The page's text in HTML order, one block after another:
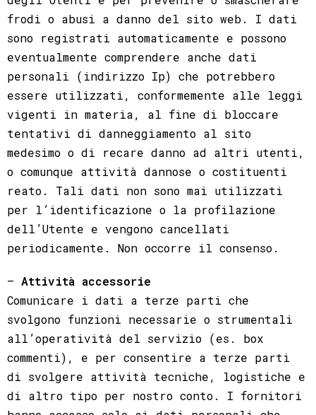
frodi o abusi a danno del sito web. I dati
sono registrati automaticamente e possono
eventualmente comprendere anche dati
personali (indirizzo Ip) che potrebbero
essere utilizzati, conformemente alle leggi
vigenti in materia, al fine di bloccare
tentativi di danneggiamento al sito
medesimo o di recare danno ad altri utenti,
o comunque attività dannose o costituenti
reato. Tali dati non sono mai utilizzati
per l’identificazione o la profilazione
dell’Utente e vengono cancellati
periodicamente. Non occorre il consenso.
– Attività accessorie
Comunicare i dati a terze parti che
svolgono funzioni necessarie o strumentali
all’operatività del servizio (es. box
commenti), e per consentire a terze parti
di svolgere attività tecniche, logistiche e
di altro tipo per nostro conto. I fornitori